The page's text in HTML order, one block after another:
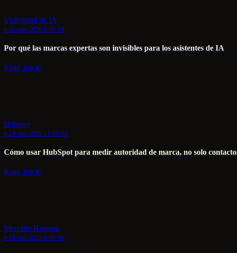
Visibilidad de IA
• 30-jun-2026 9:00:04
Por qué las marcas expertas son invisibles para los asistentes de IA
Read article
Hubspot
• 24-jun-2026 11:00:02
Cómo usar HubSpot para medir autoridad de marca, no solo
Read article
Mercado Hispano
• 19-jun-2026 9:00:00